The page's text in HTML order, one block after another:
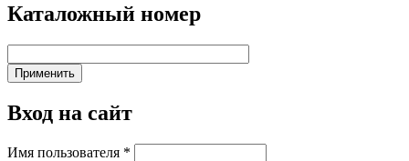
Каталожный номер
Вход на сайт
Имя пользователя *